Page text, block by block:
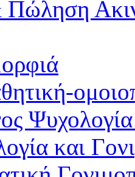
Πώληση
και